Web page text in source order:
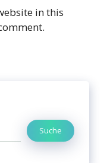
in this
Suche